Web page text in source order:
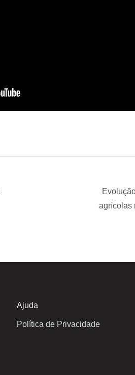
agrícolas
Ajuda
Política de Privacidade